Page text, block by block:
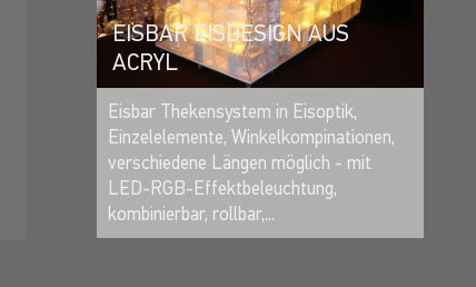
EISBAR EISDESIGN AUS
ACRYL
MERKEN
Eisbar Thekensystem in Eisoptik,
Einzelelemente, Winkelkompinationen,
verschiedene Längen möglich - mit
LED-RGB-Effektbeleuchtung,
kombinierbar, rollbar,...